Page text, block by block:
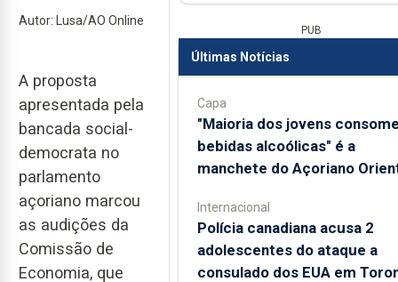
Autor: Lusa/AO Online
A proposta
apresentada pela
bancada social-
democrata no
parlamento
açoriano marcou
as audições da
Comissão de
Economia, que
PUB
Últimas Notícias
Capa
"Maioria dos jovens
bebidas alcoólicas" é a
manchete do Açoriano
Internacional
Polícia canadiana acusa 2
adolescentes do ataque a
consulado dos EUA em